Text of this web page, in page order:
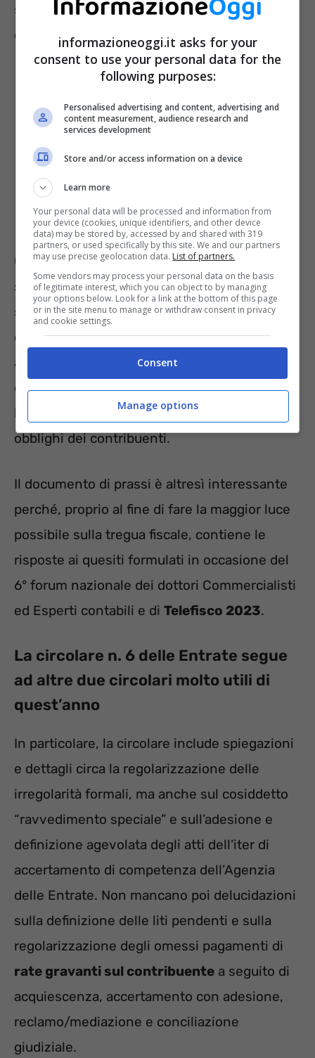
sanatoria delle irregolarità formali alla
chiacchierata rottamazione quater.
Con una circolare che appare strutturata
secondo lo schema domanda-risposta e
suddivisa per distinti temi, le Entrate si
occupano dei dubbi dei professionisti e delle
associazioni di categoria, risolvendo
questioni sollevate da tutti coloro che, per
lavoro, si occupano giornalmente di tasse e
obblighi dei contribuenti.
Il documento di prassi è altresì interessante
perché, proprio al fine di fare la maggior luce
possibile sulla tregua fiscale, contiene le
risposte ai quesiti formulati in occasione del
6° forum nazionale dei dottori Commercialisti
ed Esperti contabili e di Telefisco 2023.
La circolare n. 6 delle Entrate segue
ad altre due circolari molto utili di
quest’anno
In particolare, la circolare include spiegazioni
e dettagli circa la regolarizzazione delle
irregolarità formali, ma anche sul cosiddetto
“ravvedimento speciale” e sull’adesione e
definizione agevolata degli atti dell’iter di
accertamento di competenza dell’Agenzia
delle Entrate. Non mancano poi delucidazioni
sulla definizione delle liti pendenti e sulla
regolarizzazione degli omessi pagamenti di
rate gravanti sul contribuente a seguito di
acquiescenza, accertamento con adesione,
reclamo/mediazione e conciliazione
giudiziale.
informazioneoggi.it asks for your
consent to use your personal data for the
following purposes:
Personalised advertising and content, advertising and
content measurement, audience research and
services development
Store and/or access information on a device
Learn more
Your personal data will be processed and information from
your device (cookies, unique identifiers, and other device
data) may be stored by, accessed by and shared with 319
partners, or used specifically by this site. We and our partners
may use precise geolocation data. List of partners.
Some vendors may process your personal data on the basis
of legitimate interest, which you can object to by managing
your options below. Look for a link at the bottom of this page
or in the site menu to manage or withdraw consent in privacy
and cookie settings.
Consent
Manage options